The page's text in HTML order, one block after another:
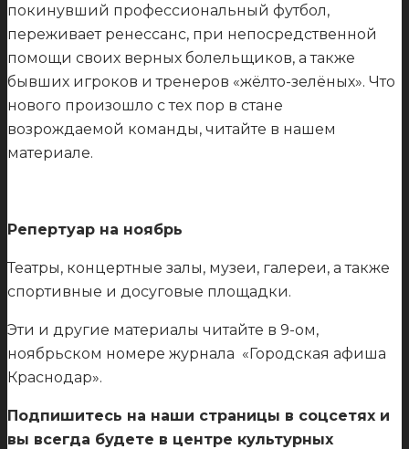
покинувший профессиональный футбол,
переживает ренессанс, при непосредственной
помощи своих верных болельщиков, а также
бывших игроков и тренеров «жёлто-зелёных». Что
нового произошло с тех пор в стане
возрождаемой команды, читайте в нашем
материале.
Репертуар на ноябрь
Театры, концертные залы, музеи, галереи, а также
спортивные и досуговые площадки.
Эти и другие материалы читайте в 9-ом,
ноябрьском номере журнала «Городская афиша
Краснодар».
Подпишитесь на наши страницы в соцсетях и
вы всегда будете в центре культурных